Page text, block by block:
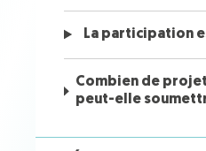
La participation
Combien de
peut-elle